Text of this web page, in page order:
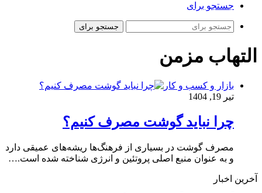
جستجو برای
جستجو برای
التهاب مزمن
بازار و کسب و کار
تیر 19, 1404
چرا نباید گوشت مصرف کنیم؟
مصرف گوشت در بسیاری از فرهنگ‌ها ریشه‌های عمیقی دارد
و به عنوان منبع اصلی پروتئین و انرژی شناخته شده است.…
آخرین اخبار